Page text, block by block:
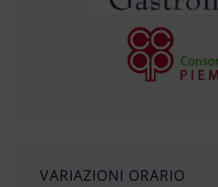
VARIAZIONI ORARIO